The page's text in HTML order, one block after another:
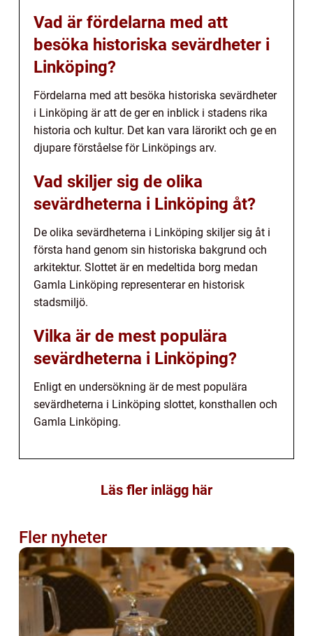
Vad är fördelarna med att
besöka historiska sevärdheter i
Linköping?
Fördelarna med att besöka historiska sevärdheter
i Linköping är att de ger en inblick i stadens rika
historia och kultur. Det kan vara lärorikt och ge en
djupare förståelse för Linköpings arv.
Vad skiljer sig de olika
sevärdheterna i Linköping åt?
De olika sevärdheterna i Linköping skiljer sig åt i
första hand genom sin historiska bakgrund och
arkitektur. Slottet är en medeltida borg medan
Gamla Linköping representerar en historisk
stadsmiljö.
Vilka är de mest populära
sevärdheterna i Linköping?
Enligt en undersökning är de mest populära
sevärdheterna i Linköping slottet, konsthallen och
Gamla Linköping.
Läs fler inlägg här
Fler nyheter